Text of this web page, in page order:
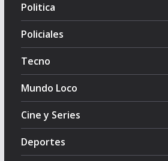
Politica
Policiales
Tecno
Mundo Loco
Cine y Series
Deportes